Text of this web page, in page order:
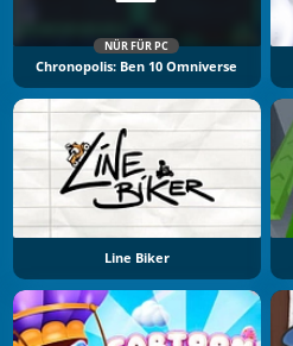
NÜR FÜR PC
Chronopolis: Ben 10 Omniverse
Line Biker